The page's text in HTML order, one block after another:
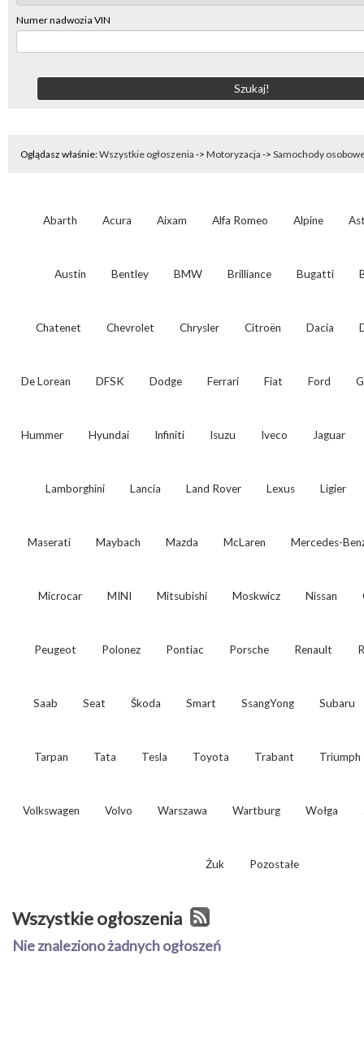
Numer nadwozia VIN
Oglądasz właśnie:Wszystkie ogłoszenia -> Motoryzacja -> Samochody
Abarth Acura Aixam Alfa Romeo Alpine
Austin Bentley BMW Brilliance Bugatti
Chatenet Chevrolet Chrysler Citroën Dacia
De Lorean DFSK Dodge Ferrari Fiat Ford
Hummer Hyundai Infiniti Isuzu Iveco Jaguar
Lamborghini Lancia Land Rover Lexus Ligier
Maserati Maybach Mazda McLaren Mercedes-
Microcar MINI Mitsubishi Moskwicz Nissan
Peugeot Polonez Pontiac Porsche Renault
Saab Seat Škoda Smart SsangYong Subaru
Tarpan Tata Tesla Toyota Trabant Triumph
Volkswagen Volvo Warszawa Wartburg Wołga
Żuk Pozostałe
Wszystkie ogłoszenia
Nie znaleziono żadnych ogłoszeń